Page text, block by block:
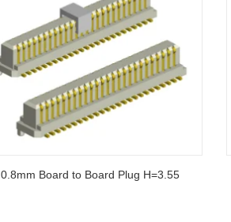
0.8mm Board to Board Plug H=3.55